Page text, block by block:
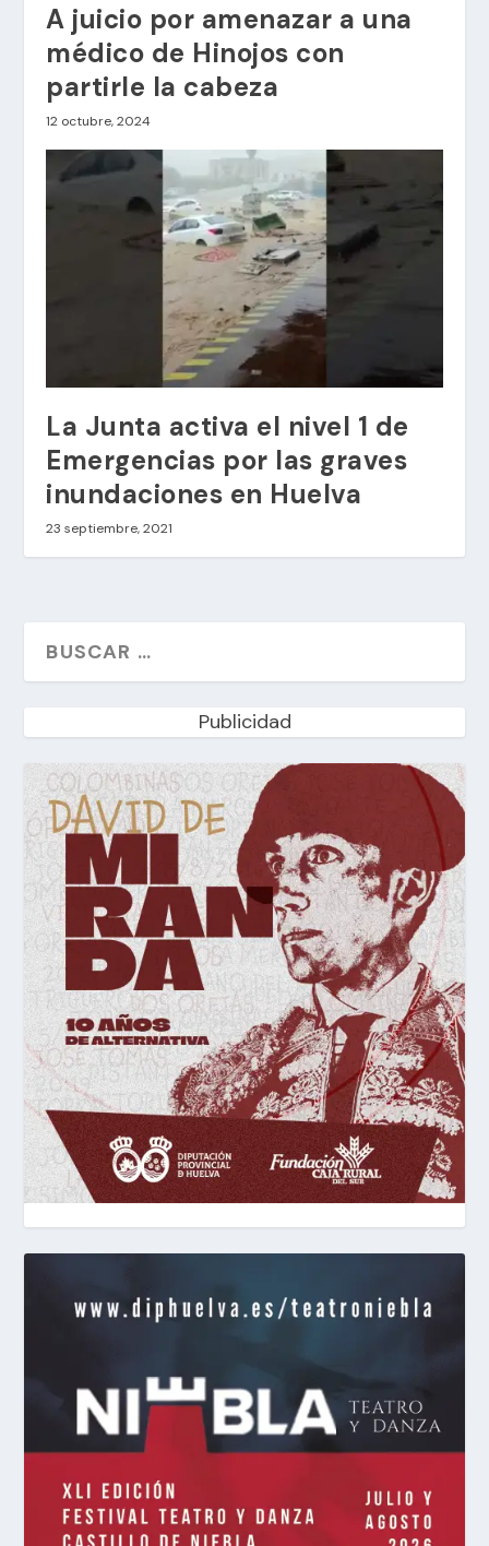
A juicio por amenazar a una
médico de Hinojos con
partirle la cabeza
12 octubre, 2024
La Junta activa el nivel 1 de
Emergencias por las graves
inundaciones en Huelva
23 septiembre, 2021
Publicidad